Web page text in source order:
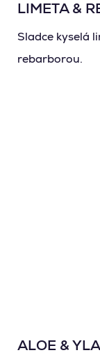
LIMETA &
Sladce kyselá
rebarborou.
ALOE &